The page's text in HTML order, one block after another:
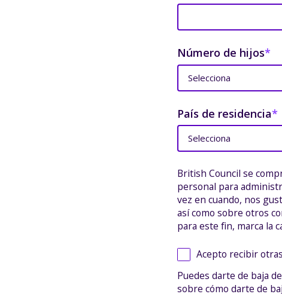
Número de hijos*
País de residencia*
British Council se
personal para
vez en cuando, nos
así como sobre otros
para este fin, marca la
Acepto recibir
Puedes darte de baja
sobre cómo darte de